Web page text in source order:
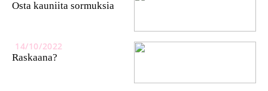
Osta kauniita sormuksia
14/10/2022
Raskaana?